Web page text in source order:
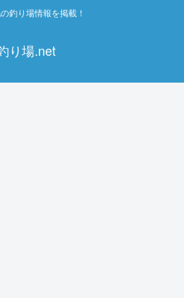
釣り場情報を掲載！
り場.net